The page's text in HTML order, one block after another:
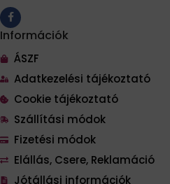
Információk
ÁSZF
Adatkezelési tájékoztató
Cookie tájékoztató
Szállítási módok
Fizetési módok
Elállás, Csere, Reklamáció
Jótállási információk